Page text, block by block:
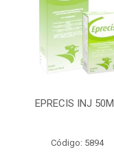
EPRECIS INJ
Código: 5894